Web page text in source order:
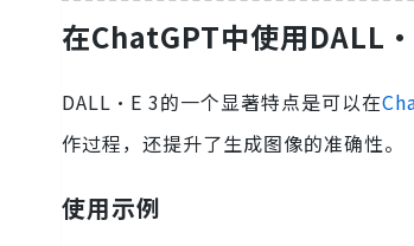
在ChatGPT中使用
DALL·E 3的一个显著特点是可以在
作过程，还提升了生成图像的准确性。
使用示例